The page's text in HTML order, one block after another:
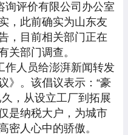
询评价有限公司办公室
，此前确实为山东友
，目前相关部门正在
关部门调查。
作人员给澎湃新闻转发
》。该倡议表示：“豪
，从设立工厂到拓展
是纳税大户，为城市
密人心中的骄傲。